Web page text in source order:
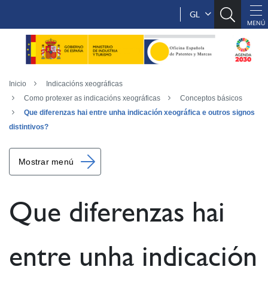
GL
Inicio
Indicacións xeográficas
Como protexer as indicacións xeográficas
Conceptos básicos
Que diferenzas hai entre unha indicación xeográfica e outros signos
distintivos?
Mostrar menú
Que diferenzas hai
entre unha indicación